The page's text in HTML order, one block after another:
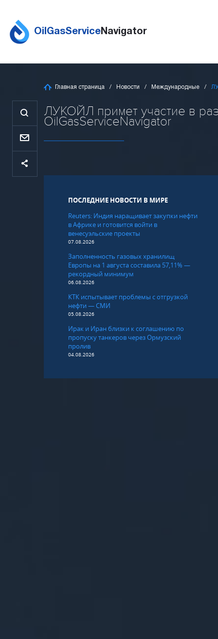
OilGasServiceNavigator
Главная страница Новости Международные
ЛУКОЙЛ примет участие в
OilGasServiceNavigator
ПОСЛЕДНИЕ НОВОСТИ В МИРЕ
Reuters: Индия наращивает закупки нефти
в Африке и готовится войти в
венесуэльские проекты
07.08.2026
Заполненность газовых хранилищ
Европы на 1 августа составила 57,11% —
рекордный минимум
06.08.2026
КТК испытывает проблемы с отгрузкой
нефти — СМИ
05.08.2026
Ирак и Иран близки к соглашению по
пропуску танкеров через Ормузский
пролив
04.08.2026